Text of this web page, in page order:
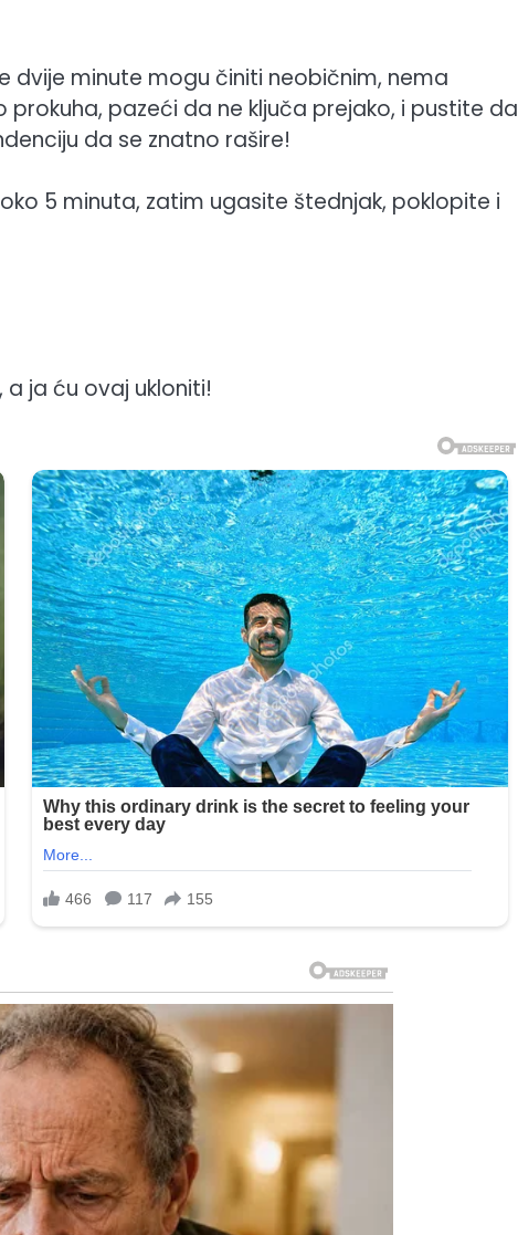
dvije minute mogu činiti neobičnim, nema
pazeći da ne ključa prejako, i pustite da
da se znatno rašire!
5 minuta, zatim ugasite štednjak, poklopite i
ja ću ovaj ukloniti!